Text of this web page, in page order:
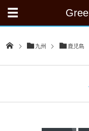
九州 鹿児島